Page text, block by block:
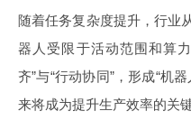
随着任务复杂度提升，行业
器人受限于活动范围和算
齐”与“行动协同”，形成“机
来将成为提升生产效率的关键